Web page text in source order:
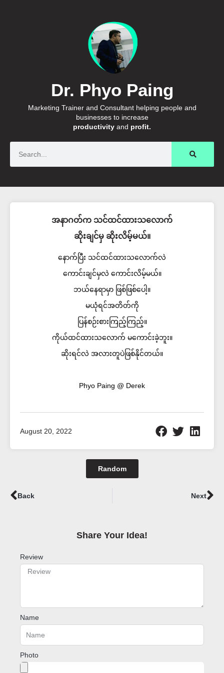
Dr. Phyo Paing
Marketing Trainer and Consultant helping people and
businesses to increase
productivity and profit.
အနာဂတ်က သင်ထင်ထားသလောက်
ဆိုးချင်မှ ဆိုးလိမ့်မယ်။
နောက်ပြီး သင်ထင်ထားသလောက်လဲ
ကောင်းချင်မှလဲ ကောင်းလိမ့်မယ်။
ဘယ်နေရာမှာ ဖြစ်ဖြစ်ပေါ့။
မယုံရင်အတိတ်ကို
ပြန်စဉ်းစားကြည့်ကြည့်။
ကိုယ်ထင်ထားသလောက် မကောင်းခဲ့ဘူး။
ဆိုးရင်လဲ အလားတူပဲဖြစ်နိုင်တယ်။
Phyo Paing @ Derek
August 20, 2022
Random
Prev
Back Next
Share Your Idea!​
Review
Name
Photo